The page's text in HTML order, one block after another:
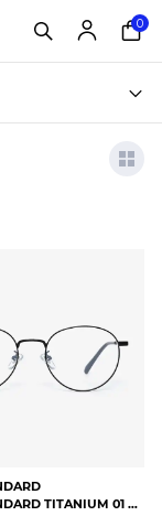
0
TITANIUM 01 BLACK(51)